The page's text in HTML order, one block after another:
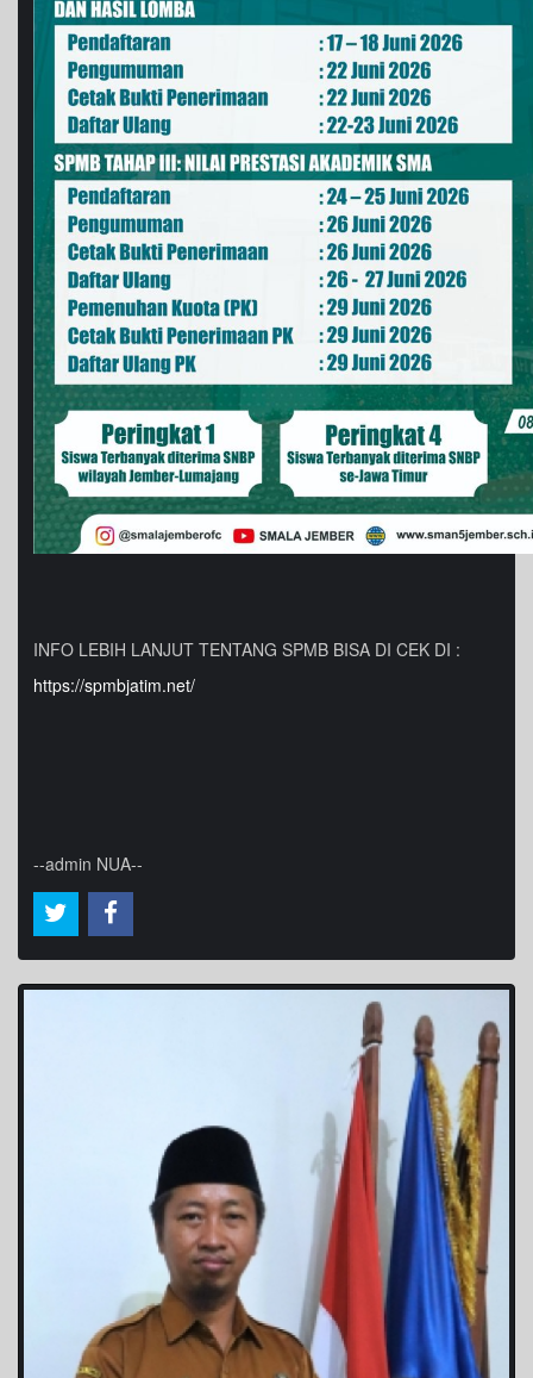
INFO LEBIH LANJUT TENTANG SPMB BISA DI CEK DI :
https://spmbjatim.net/
--admin NUA--